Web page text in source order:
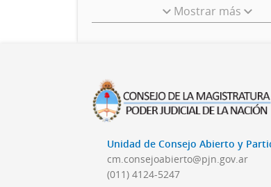
Mostrar más
Unidad de Consejo Abierto y
cm.consejoabierto@pjn.gov.ar
(011) 4124-5247